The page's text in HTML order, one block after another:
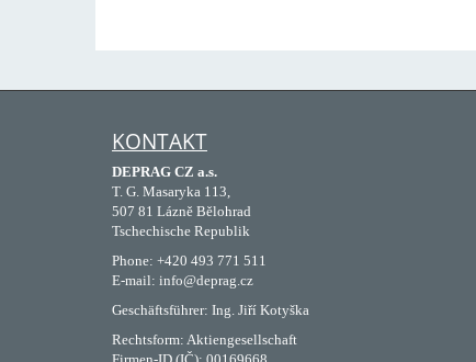
KONTAKT
DEPRAG CZ a.s.
T. G. Masaryka 113,
507 81 Lázně Bělohrad
Tschechische Republik
Phone: +420 493 771 511
E-mail: info@deprag.cz
Geschäftsführer: Ing. Jiří Kotyška
Rechtsform: Aktiengesellschaft